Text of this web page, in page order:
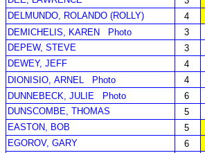
DELMUNDO, ROLANDO (ROLLY)
4
DEMICHELIS, KAREN
Photo 3
DEPEW, STEVE
3
DEWEY, JEFF
4
DIONISIO, ARNEL
Photo 4
DUNNEBECK, JULIE
Photo 6
DUNSCOMBE, THOMAS
5
EASTON, BOB
5
EGOROV, GARY
6